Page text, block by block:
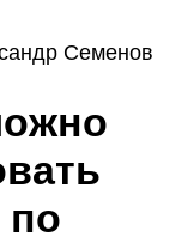
Семенов
по